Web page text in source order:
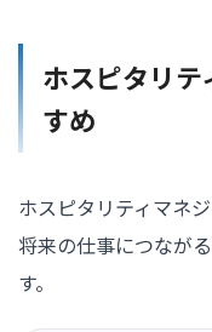
ホスピタリ
すめ
ホスピタリティマネ
将来の仕事につなが
す。